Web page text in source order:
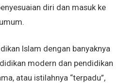
diri dan masuk ke
Islam dengan banyaknya
modern dan pendidikan
atau istilahnya “terpadu”,